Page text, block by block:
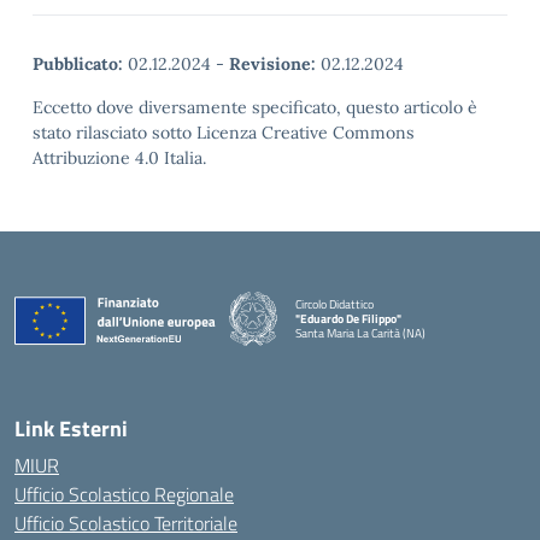
Pubblicato: 02.12.2024 - Revisione: 02.12.2024
Eccetto dove diversamente specificato, questo articolo è
stato rilasciato sotto Licenza Creative Commons
Attribuzione 4.0 Italia.
Circolo Didattico
"Eduardo De Filippo"
Santa Maria La Carità (NA)
Link Esterni
MIUR
Ufficio Scolastico Regionale
Ufficio Scolastico Territoriale